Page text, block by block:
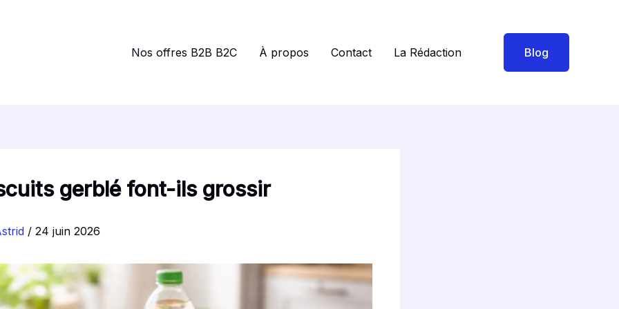
Nos offres B2B B2C À propos Contact La Rédaction Blog
gerblé font-ils grossir
/ 24 juin 2026